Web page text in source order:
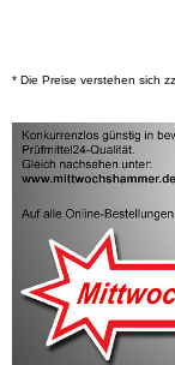
* Die Preise verstehen sich